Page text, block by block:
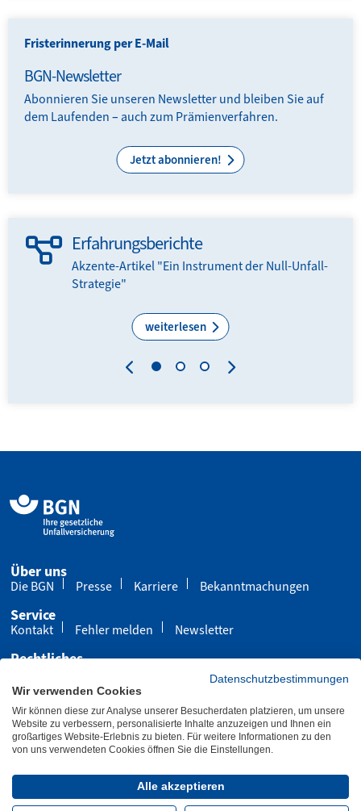
Fristerinnerung per E-Mail
BGN-Newsletter
Abonnieren Sie unseren Newsletter und bleiben Sie auf
dem Laufenden– auch zum Prämienverfahren.
Jetzt abonnieren!
Erfahrungsberichte
Akzente-Artikel "Ein Instrument der Null-Unfall-
Strategie"
weiterlesen
Über uns
Die BGN Presse Karriere Bekanntmachungen
Service
Kontakt Fehler melden Newsletter
Rechtliches
Cookies
Barrierefreiheit
Übersicht Leichte Sprache Gebärdensprache
Letzte Aktualisierung 30.07.2026
Folgen Sie uns:
Datenschutzbestimmungen
Wir verwenden Cookies
Wir können diese zur Analyse unserer Besucherdaten platzieren, um unsere
Website zu verbessern, personalisierte Inhalte anzuzeigen und Ihnen ein
großartiges Website-Erlebnis zu bieten. Für weitere Informationen zu den
von uns verwendeten Cookies öffnen Sie die Einstellungen.
Alle akzeptieren